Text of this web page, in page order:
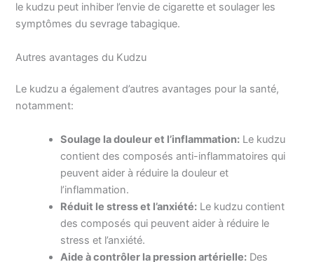
le kudzu peut inhiber l’envie de cigarette et soulager les
symptômes du sevrage tabagique.
Autres avantages du Kudzu
Le kudzu a également d’autres avantages pour la santé,
notamment:
Soulage la douleur et l’inflammation: Le kudzu
contient des composés anti-inflammatoires qui
peuvent aider à réduire la douleur et
l’inflammation.
Réduit le stress et l’anxiété: Le kudzu contient
des composés qui peuvent aider à réduire le
stress et l’anxiété.
Aide à contrôler la pression artérielle: Des